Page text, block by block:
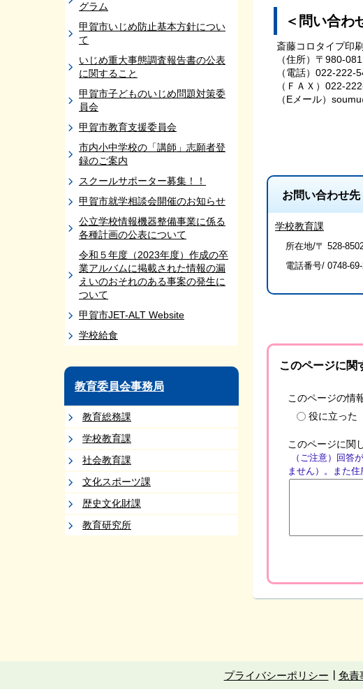
グラム
甲賀市いじめ防止基本方針につい
て
いじめ重大事態調査報告書の公表
に関すること
甲賀市子どものいじめ問題対策委
員会
甲賀市教育支援委員会
市内小中学校の「講師」志願者登
録のご案内
スクールサポーター募集！！
甲賀市就学相談会開催のお知らせ
公立学校情報機器整備事業に係る
各種計画の公表について
令和５年度（2023年度）作成の卒
業アルバムに掲載された情報の漏
えいのおそれのある事案の発生に
ついて
甲賀市JET-ALT Website
学校給食
教育委員会事務局
教育総務課
学校教育課
社会教育課
文化スポーツ課
歴史文化財課
教育研究所
＜問い合わ
斎藤コロタイプ印
（住所）〒980-
（電話）022-222-
（ＦＡＸ）022-
（Eメール）
お問い合わせ先
学校教育課
所在地/〒 528-
電話番号/ 0748-
このページに関
このページの情
役に立った
このページに関
（ご注意）回答
ません）。また
プライバシーポリシー 免責